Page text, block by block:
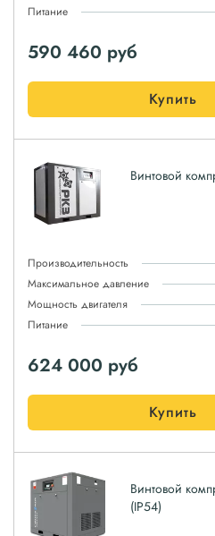
Питание
590 460 руб
Купить
Винтовой
Производительность
Максимальное давление
Мощность двигателя
Питание
624 000 руб
Купить
Винтовой
(IP54)